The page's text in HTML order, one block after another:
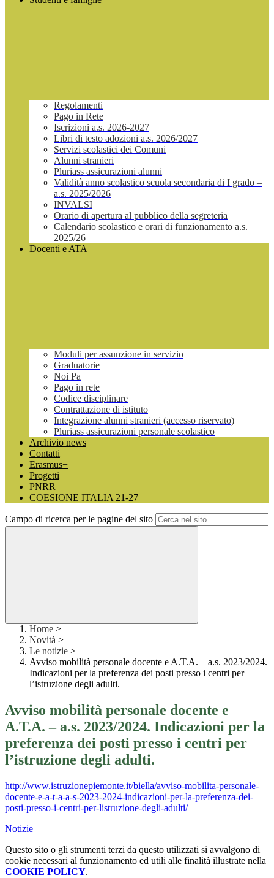
Regolamenti
Pago in Rete
Iscrizioni a.s. 2026-2027
Libri di testo adozioni a.s. 2026/2027
Servizi scolastici dei Comuni
Alunni stranieri
Pluriass assicurazioni alunni
Validità anno scolastico scuola secondaria di I grado –
a.s. 2025/2026
INVALSI
Orario di apertura al pubblico della segreteria
Calendario scolastico e orari di funzionamento a.s.
2025/26
Docenti e ATA
Moduli per assunzione in servizio
Graduatorie
Noi Pa
Pago in rete
Codice disciplinare
Contrattazione di istituto
Integrazione alunni stranieri (accesso riservato)
Pluriass assicurazioni personale scolastico
Archivio news
Contatti
Erasmus+
Progetti
PNRR
COESIONE ITALIA 21-27
Campo di ricerca per le pagine del sito
Home >
Novità >
Le notizie >
Avviso mobilità personale docente e A.T.A. – a.s. 2023/2024.
Indicazioni per la preferenza dei posti presso i centri per
l’istruzione degli adulti.
Avviso mobilità personale docente e
A.T.A. – a.s. 2023/2024. Indicazioni per la
preferenza dei posti presso i centri per
l’istruzione degli adulti.
http://www.istruzionepiemonte.it/biella/avviso-mobilita-personale-
docente-e-a-t-a-a-s-2023-2024-indicazioni-per-la-preferenza-dei-
posti-presso-i-centri-per-listruzione-degli-adulti/
Notizie
Questo sito o gli strumenti terzi da questo utilizzati si avvalgono di
cookie necessari al funzionamento ed utili alle finalità illustrate nella
COOKIE POLICY.